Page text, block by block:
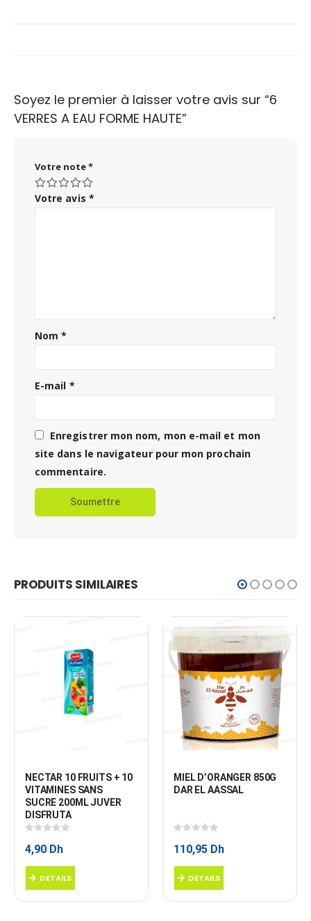
Soyez le premier à laisser votre avis sur “6
VERRES A EAU FORME HAUTE”
Votre note*
Votre avis *
Nom*
E-mail *
Enregistrer mon nom, mon e-mail et mon
site dans le navigateur pour mon prochain
commentaire.
PRODUITS SIMILAIRES
NECTAR 10 FRUITS + 10
VITAMINES SANS
SUCRE 200ML JUVER
DISFRUTA
4,90 Dh
DETAILS
MIEL D’ORANGER 850G
DAR EL AASSAL
110,95 Dh
DETAILS